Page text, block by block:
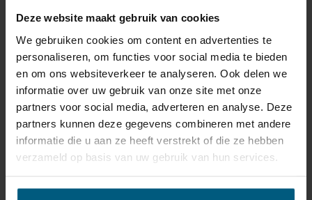
Deze website maakt gebruik van cookies
We gebruiken cookies om content en advertenties te
personaliseren, om functies voor social media te bieden
en om ons websiteverkeer te analyseren. Ook delen we
informatie over uw gebruik van onze site met onze
partners voor social media, adverteren en analyse. Deze
partners kunnen deze gegevens combineren met andere
informatie die u aan ze heeft verstrekt of die ze hebben
verzameld op basis van uw gebruik van hun services.
UNSEREN NEUESTEN
LADEN IN AMSTERDAM
VILLA ARENA AUF!
Wir freuen uns, euch über einen wichtigen nächsten
Schritt im Wachstum unseres Unternehmens zu
informieren. Bald eröffnen wir unsere siebte Filiale in
der Hauptstadt der Niederlande, Amsterdam. Der neue
größten Einrichtungszentrum der Niederlande.